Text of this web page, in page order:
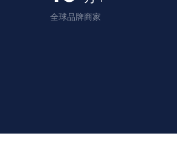
全球品牌商家